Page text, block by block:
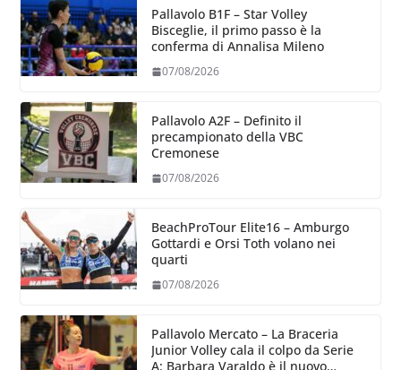
Pallavolo B1F – Star Volley
Bisceglie, il primo passo è la
conferma di Annalisa Mileno
07/08/2026
Pallavolo A2F – Definito il
precampionato della VBC
Cremonese
07/08/2026
BeachProTour Elite16 – Amburgo
Gottardi e Orsi Toth volano nei
quarti
07/08/2026
Pallavolo Mercato – La Braceria
Junior Volley cala il colpo da Serie
A: Barbara Varaldo è il nuovo